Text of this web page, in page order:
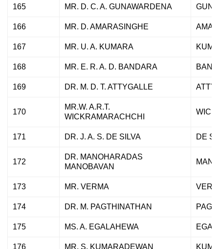
165 MR. D. C. A. GUNAWARDENA
166 MR. D. AMARASINGHE
167 MR. U. A. KUMARA
168 MR. E. R. A. D. BANDARA
169 DR. M. D. T. ATTYGALLE
170
MR.W. A.R.T.
WICKRAMARACHCHI
171 DR. J. A. S. DE SILVA DE
172
DR. MANOHARADAS
MANOBAVAN
173 MR. VERMA
174 DR. M. PAGTHINATHAN
175 MS. A. EGALAHEWA
176 MR. S. KUMARADEWAN